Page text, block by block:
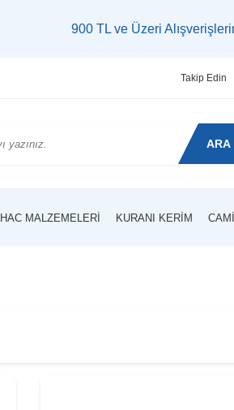
900 TL ve Üzeri Alışverişlerinizde
Takip Edin
ARA
HAC MALZEMELERI KURANI KERIM